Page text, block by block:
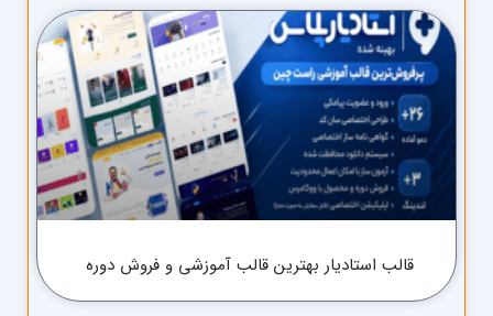
قالب استادیار بهترین قالب آموزشی و فروش دوره